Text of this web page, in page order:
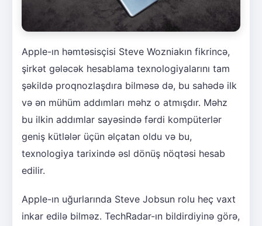
Apple-ın həmtəsisçisi Steve Wozniakın fikrincə,
şirkət gələcək hesablama texnologiyalarını tam
şəkildə proqnozlaşdıra bilməsə də, bu sahədə ilk
və ən mühüm addımları məhz o atmışdır. Məhz
bu ilkin addımlar sayəsində fərdi kompüterlər
geniş kütlələr üçün əlçatan oldu və bu,
texnologiya tarixində əsl dönüş nöqtəsi hesab
edilir.
Apple-ın uğurlarında Steve Jobsun rolu heç vaxt
inkar edilə bilməz. TechRadar-ın bildirdiyinə görə,